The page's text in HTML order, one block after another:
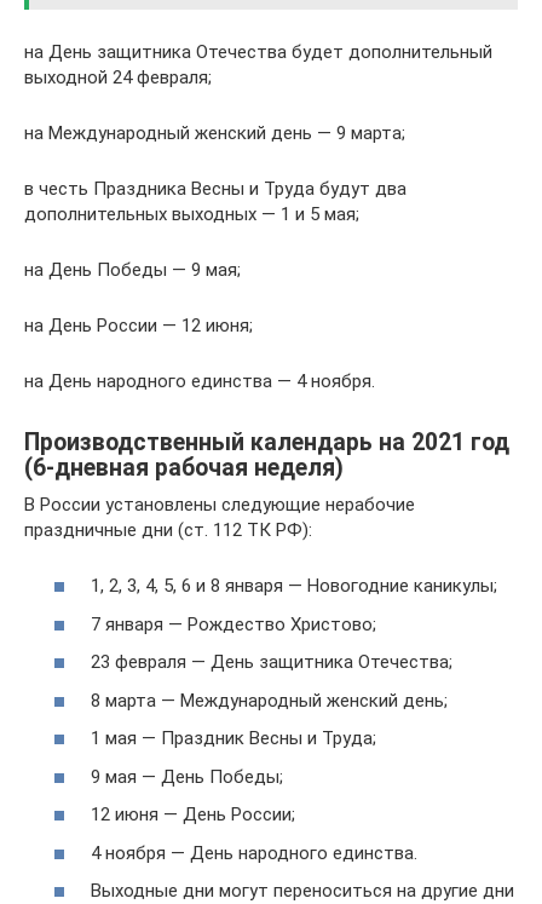
на День защитника Отечества будет дополнительный
выходной 24 февраля;
на Международный женский день — 9 марта;
в честь Праздника Весны и Труда будут два
дополнительных выходных — 1 и 5 мая;
на День Победы — 9 мая;
на День России — 12 июня;
на День народного единства — 4 ноября.
Производственный календарь на 2021 год
(6-дневная рабочая неделя)
В России установлены следующие нерабочие
праздничные дни (ст. 112 ТК РФ):
1, 2, 3, 4, 5, 6 и 8 января — Новогодние каникулы;
7 января — Рождество Христово;
23 февраля — День защитника Отечества;
8 марта — Международный женский день;
1 мая — Праздник Весны и Труда;
9 мая — День Победы;
12 июня — День России;
4 ноября — День народного единства.
Выходные дни могут переноситься на другие дни